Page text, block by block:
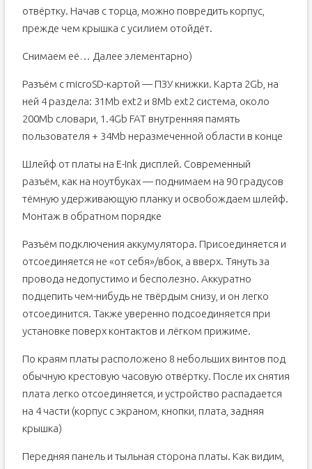
отвёртку. Начав с торца, можно повредить корпус,
прежде чем крышка с усилием отойдёт.
Снимаем её… Далее элементарно)
Разъём с microSD-картой — ПЗУ книжки. Карта 2Gb, на
ней 4 раздела: 31Mb ext2 и 8Mb ext2 система, около
200Mb словари, 1.4Gb FAT внутренняя память
пользователя + 34Mb неразмеченной области в конце
Шлейф от платы на E-Ink дисплей. Современный
разъём, как на ноутбуках — поднимаем на 90 градусов
тёмную удерживающую планку и освобождаем шлейф.
Монтаж в обратном порядке
Разъём подключения аккумулятора. Присоединяется и
отсоединяется не «от себя»/вбок, а вверх. Тянуть за
провода недопустимо и бесполезно. Аккуратно
подцепить чем-нибудь не твёрдым снизу, и он легко
отсоединится. Также уверенно подсоединяется при
установке поверх контактов и лёгком прижиме.
По краям платы расположено 8 небольших винтов под
обычную крестовую часовую отвёртку. После их снятия
плата легко отсоединяется, и устройство распадается
на 4 части (корпус с экраном, кнопки, плата, задняя
крышка)
Передняя панель и тыльная сторона платы. Как видим,